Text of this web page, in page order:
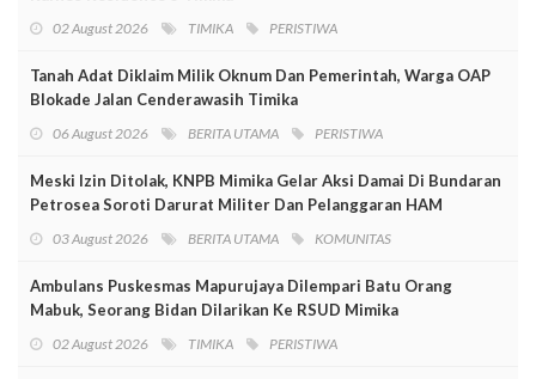
02 August 2026 TIMIKA PERISTIWA
Tanah Adat Diklaim Milik Oknum Dan Pemerintah, Warga OAP
Blokade Jalan Cenderawasih Timika
06 August 2026 BERITA UTAMA PERISTIWA
Meski Izin Ditolak, KNPB Mimika Gelar Aksi Damai Di Bundaran
Petrosea Soroti Darurat Militer Dan Pelanggaran HAM
03 August 2026 BERITA UTAMA KOMUNITAS
Ambulans Puskesmas Mapurujaya Dilempari Batu Orang
Mabuk, Seorang Bidan Dilarikan Ke RSUD Mimika
02 August 2026 TIMIKA PERISTIWA